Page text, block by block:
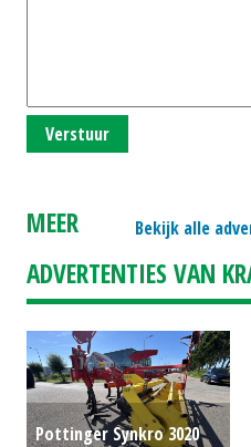
Verstuur
Bekijk alle
MEER
ADVERTENTIES VAN
Pottinger Synkro 3020